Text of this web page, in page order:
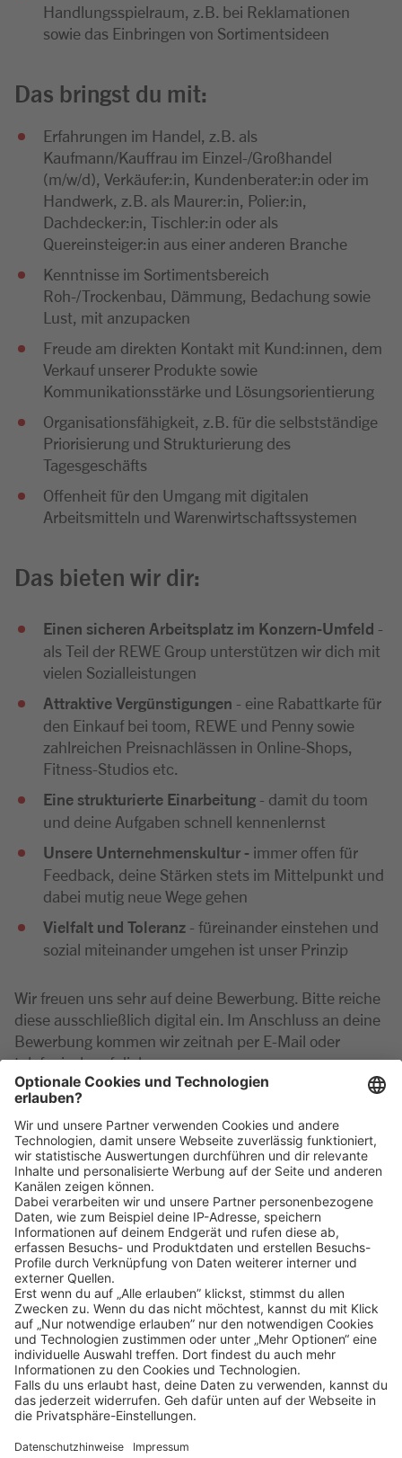
Handlungsspielraum, z.B. bei Reklamationen
sowie das Einbringen von Sortimentsideen
Das bringst du mit:
Erfahrungen im Handel, z.B. als
Kaufmann/Kauffrau im Einzel-/Großhandel
(m/w/d), Verkäufer:in, Kundenberater:in oder im
Handwerk, z.B. als Maurer:in, Polier:in,
Dachdecker:in, Tischler:in oder als
Quereinsteiger:in aus einer anderen Branche
Kenntnisse im Sortimentsbereich
Roh-/Trockenbau, Dämmung, Bedachung sowie
Lust, mit anzupacken
Freude am direkten Kontakt mit Kund:innen, dem
Verkauf unserer Produkte sowie
Kommunikationsstärke und Lösungsorientierung
Organisationsfähigkeit, z.B. für die selbstständige
Priorisierung und Strukturierung des
Tagesgeschäfts
Offenheit für den Umgang mit digitalen
Arbeitsmitteln und Warenwirtschaftssystemen
Das bieten wir dir:
Einen sicheren Arbeitsplatz im Konzern-Umfeld -
als Teil der REWE Group unterstützen wir dich mit
vielen Sozialleistungen
Attraktive Vergünstigungen - eine Rabattkarte für
den Einkauf bei toom, REWE und Penny sowie
zahlreichen Preisnachlässen in Online-Shops,
Fitness-Studios etc.
Eine strukturierte Einarbeitung - damit du toom
und deine Aufgaben schnell kennenlernst
Unsere Unternehmenskultur - immer offen für
Feedback, deine Stärken stets im Mittelpunkt und
dabei mutig neue Wege gehen
Vielfalt und Toleranz - füreinander einstehen und
sozial miteinander umgehen ist unser Prinzip
Wir freuen uns sehr auf deine Bewerbung. Bitte reiche
diese ausschließlich digital ein. Im Anschluss an deine
Bewerbung kommen wir zeitnah per E-Mail oder
telefonisch auf dich zu.
Bei Rückfragen zu der Position wende dich gerne
telefonisch an die Marktleitung unter: 07181 939300
Klickehier, um alle offenen Jobs zu sehen.
Impressum Datenschutz
Privatsphäre-Einstellungen
FAQ
Veranstaltungen
Sitemap